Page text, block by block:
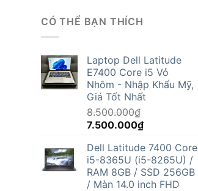
CÓ THỂ BẠN THÍCH
Laptop Dell Latitude
E7400 Core i5 Vỏ
Nhôm - Nhập Khẩu Mỹ,
Giá Tốt Nhất
8.500.000₫
Giá
là:
8.500.000₫.
7.500.000₫Giá
tại
là:
7.500.000₫.
Dell Latitude 7400 Core
i5-8365U (i5-8265U) /
RAM 8GB / SSD 256GB
/ Màn 14.0 inch FHD